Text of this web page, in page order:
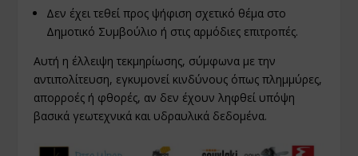
Δεν έχει τεθεί προς ψήφιση σχετικό θέμα στο
Δημοτικό Συμβούλιο ή στις αρμόδιες επιτροπές.
Αυτή η έλλειψη τεκμηρίωσης, σύμφωνα με την
αντιπολίτευση, εγκυμονεί κινδύνους όπως πλημμύρες,
απορροές ή φθορές, αν δεν έχουν ληφθεί υπόψη
βασικά γεωτεχνικά και υδραυλικά δεδομένα.